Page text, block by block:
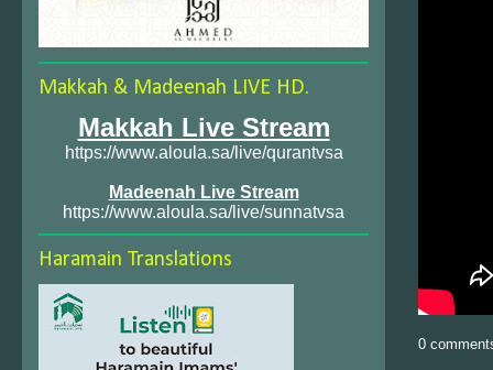
0
Makkah & Madeenah LIVE HD.
Makkah Live Stream
https://www.aloula.sa/live/qurantvsa
Madeenah Live Stream
https://www.aloula.sa/live/sunnatvsa
Haramain Translations